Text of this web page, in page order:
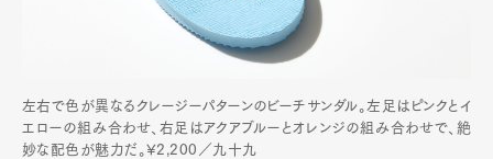
Official Columnist
About
Contact
左右で色が異なるクレージーパターンのビーチサンダル。左足はピンクとイ
エローの組み合わせ、右足はアクアブルーとオレンジの組み合わせで、絶
妙な配色が魅力だ。¥2,200／九十九